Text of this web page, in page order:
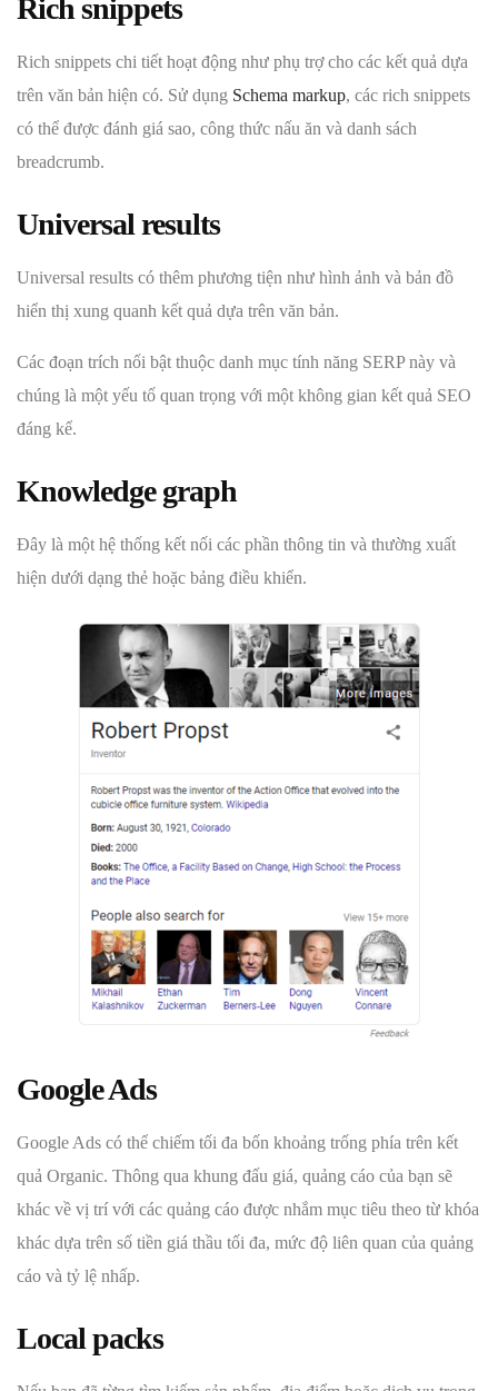
Rich snippets
Rich snippets chi tiết hoạt động như phụ trợ cho các kết quả dựa
trên văn bản hiện có. Sử dụng Schema markup, các rich snippets
có thể được đánh giá sao, công thức nấu ăn và danh sách
breadcrumb.
Universal results
Universal results có thêm phương tiện như hình ảnh và bản đồ
hiển thị xung quanh kết quả dựa trên văn bản.
Các đoạn trích nổi bật thuộc danh mục tính năng SERP này và
chúng là một yếu tố quan trọng với một không gian kết quả SEO
đáng kể.
Knowledge graph
Đây là một hệ thống kết nối các phần thông tin và thường xuất
hiện dưới dạng thẻ hoặc bảng điều khiển.
Google Ads
Google Ads có thể chiếm tối đa bốn khoảng trống phía trên kết
quả Organic. Thông qua khung đấu giá, quảng cáo của bạn sẽ
khác về vị trí với các quảng cáo được nhắm mục tiêu theo từ khóa
khác dựa trên số tiền giá thầu tối đa, mức độ liên quan của quảng
cáo và tỷ lệ nhấp.
Local packs